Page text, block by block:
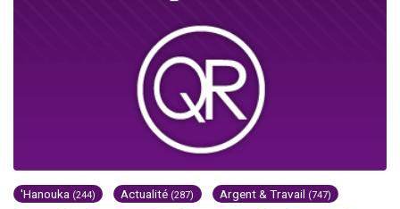
'Hanouka (244) Actualité (287) Argent & Travail (747)